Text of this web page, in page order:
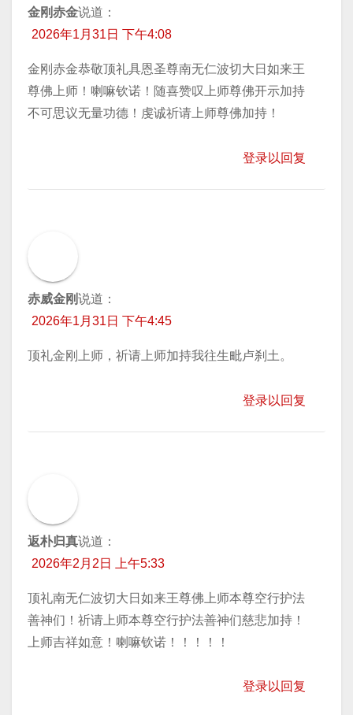
金刚赤金说道：
2026年1月31日 下午4:08
金刚赤金恭敬顶礼具恩圣尊南无仁波切大日如来王
尊佛上师！喇嘛钦诺！随喜赞叹上师尊佛开示加持
不可思议无量功德！虔诚祈请上师尊佛加持！
登录以回复
赤威金刚说道：
2026年1月31日 下午4:45
顶礼金刚上师，祈请上师加持我往生毗卢刹土。
登录以回复
返朴归真说道：
2026年2月2日 上午5:33
顶礼南无仁波切大日如来王尊佛上师本尊空行护法
善神们！祈请上师本尊空行护法善神们慈悲加持！
上师吉祥如意！喇嘛钦诺！！！！！
登录以回复